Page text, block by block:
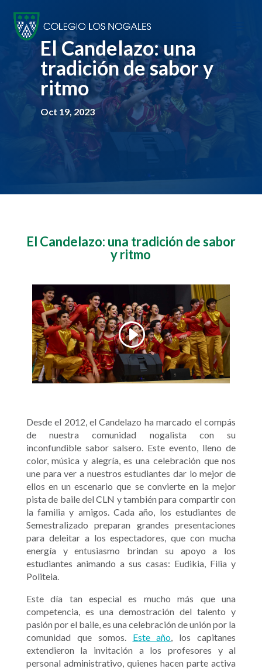
El Candelazo: una
tradición de sabor y
ritmo
Oct 19, 2023
El Candelazo: una tradición de sabor
y ritmo
Desde el 2012, el Candelazo ha marcado el compás
de nuestra comunidad nogalista con su
inconfundible sabor salsero. Este evento, lleno de
color, música y alegría, es una celebración que nos
une para ver a nuestros estudiantes dar lo mejor de
ellos en un escenario que se convierte en la mejor
pista de baile del CLN y también para compartir con
la familia y amigos. Cada año, los estudiantes de
Semestralizado preparan grandes presentaciones
para deleitar a los espectadores, que con mucha
energía y entusiasmo brindan su apoyo a los
estudiantes animando a sus casas: Eudikia, Filia y
Politeia.
Este día tan especial es mucho más que una
competencia, es una demostración del talento y
pasión por el baile, es una celebración de unión por la
comunidad que somos. Este año, los capitanes
extendieron la invitación a los profesores y al
personal administrativo, quienes hacen parte activa